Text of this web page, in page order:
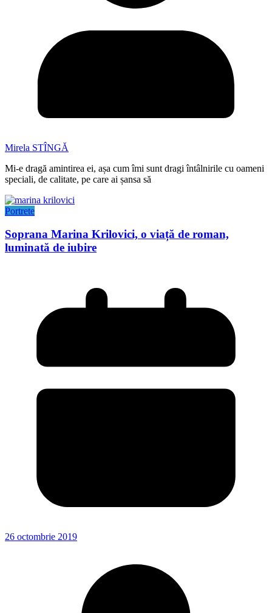
Mirela STÎNGĂ
Mi-e dragă amintirea ei, așa cum îmi sunt dragi întâlnirile cu oameni
speciali, de calitate, pe care ai șansa să
Portrete
Soprana Marina Krilovici, o viață de roman,
luminată de iubire
26 octombrie 2019